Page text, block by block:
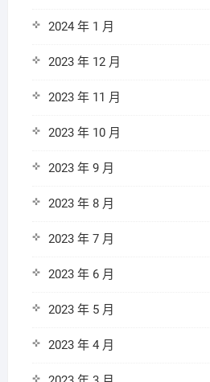
2024 年 1 月
2023 年 12 月
2023 年 11 月
2023 年 10 月
2023 年 9 月
2023 年 8 月
2023 年 7 月
2023 年 6 月
2023 年 5 月
2023 年 4 月